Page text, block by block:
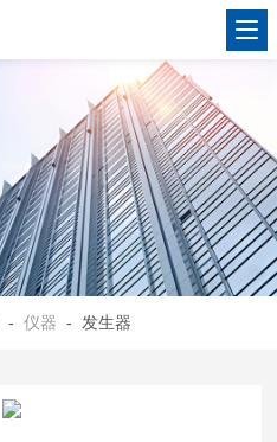
-仪器 - 发生器